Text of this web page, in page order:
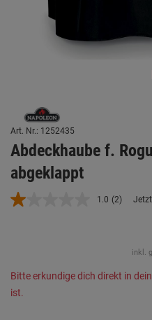
Art. Nr.: 1252435
Abdeckhaube f.
abgeklappt
1.0 2
derselben
Seite.
(2)
inkl.
Bitte erkundige dich direkt in
ist.